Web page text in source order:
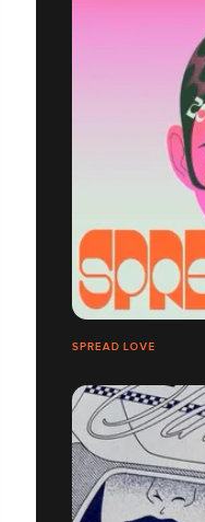
SPREAD LOVE